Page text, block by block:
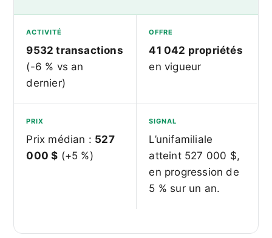
ACTIVITÉ
9532 transactions
(-6 % vs an
dernier)
OFFRE
41 042 propriétés
en vigueur
PRIX
Prix médian : 527
000 $ (+5 %)
SIGNAL
L’unifamiliale
atteint 527 000 $,
en progression de
5 % sur un an.